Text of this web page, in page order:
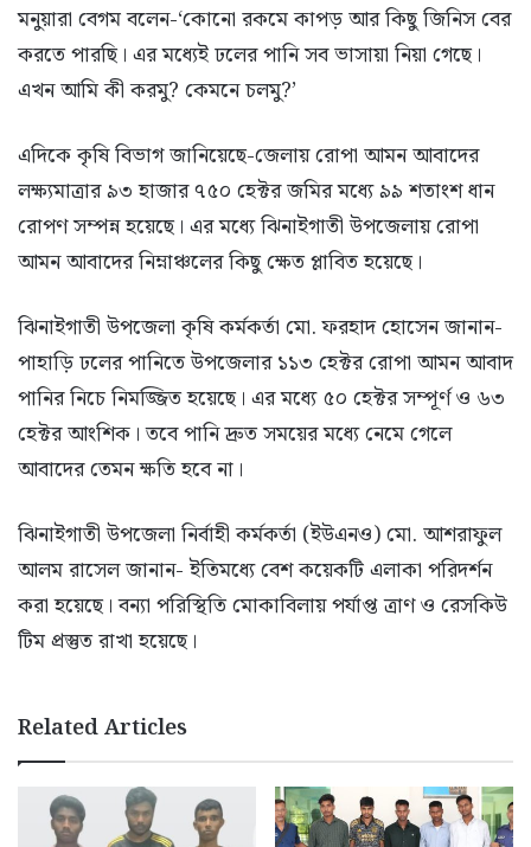
মনুয়ারা বেগম বলেন-‘কোনো রকমে কাপড় আর কিছু জিনিস বের
করতে পারছি। এর মধ্যেই ঢলের পানি সব ভাসায়া নিয়া গেছে।
এখন আমি কী করমু? কেমনে চলমু?’
এদিকে কৃষি বিভাগ জানিয়েছে-জেলায় রোপা আমন আবাদের
লক্ষ্যমাত্রার ৯৩ হাজার ৭৫০ হেক্টর জমির মধ্যে ৯৯ শতাংশ ধান
রোপণ সম্পন্ন হয়েছে। এর মধ্যে ঝিনাইগাতী উপজেলায় রোপা
আমন আবাদের নিম্নাঞ্চলের কিছু ক্ষেত প্লাবিত হয়েছে।
ঝিনাইগাতী উপজেলা কৃষি কর্মকর্তা মো. ফরহাদ হোসেন জানান-
পাহাড়ি ঢলের পানিতে উপজেলার ১১৩ হেক্টর রোপা আমন আবাদ
পানির নিচে নিমজ্জিত হয়েছে। এর মধ্যে ৫০ হেক্টর সম্পূর্ণ ও ৬৩
হেক্টর আংশিক। তবে পানি দ্রুত সময়ের মধ্যে নেমে গেলে
আবাদের তেমন ক্ষতি হবে না।
ঝিনাইগাতী উপজেলা নির্বাহী কর্মকর্তা (ইউএনও) মো. আশরাফুল
আলম রাসেল জানান- ইতিমধ্যে বেশ কয়েকটি এলাকা পরিদর্শন
করা হয়েছে। বন্যা পরিস্থিতি মোকাবিলায় পর্যাপ্ত ত্রাণ ও রেসকিউ
টিম প্রস্তুত রাখা হয়েছে।
Related Articles